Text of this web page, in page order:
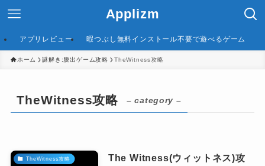
Applizm
アプリレビュー 暇つぶし無料インストール不要で遊べるゲーム
ホーム 謎解き:脱出ゲーム攻略 TheWitness攻略
TheWitness攻略 – category –
TheWitness攻略
The Witness(ウィットネス)攻